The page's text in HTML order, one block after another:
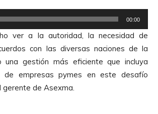
00:00
ver a la autoridad, la necesidad de
con las diversas naciones de la
una gestión más eficiente que incluya
de empresas pymes en este desafío
gerente de Asexma.